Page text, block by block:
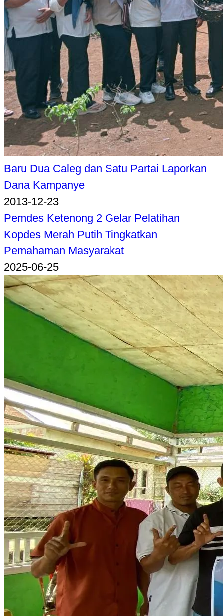
Baru Dua Caleg dan Satu Partai Laporkan
Dana Kampanye
2013-12-23
Pemdes Ketenong 2 Gelar Pelatihan
Kopdes Merah Putih Tingkatkan
Pemahaman Masyarakat
2025-06-25